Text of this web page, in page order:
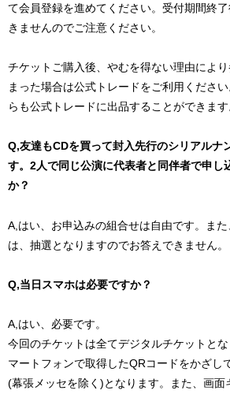
て会員登録を進めてください。受付期間終
きませんのでご注意ください。
チケットご購入後、やむを得ない理由によ
まった場合は公式トレードをご利用くださ
らも公式トレードに出品することができます
Q,友達もCDを買って封入先行のシリアルナ
す。2人で同じ公演に代表者と同伴者で申し
か？
A,はい、お申込みの組合せは自由です。ま
は、抽選となりますのでお答えできません。
Q,当日スマホは必要ですか？
A,はい、必要です。
今回のチケットは全てデジタルチケットと
マートフォンで取得したQRコードをかざし
(幕張メッセを除く)となります。また、画面